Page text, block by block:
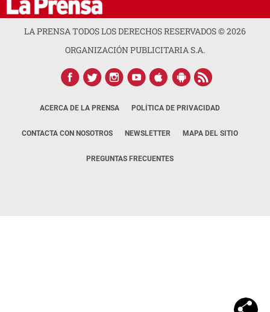
LA PRENSA TODOS LOS DERECHOS RESERVADOS ©2026
ORGANIZACIÓN PUBLICITARIA S.A.
ACERCA DE LA PRENSA POLÍTICA DE PRIVACIDAD
CONTACTA CON NOSOTROS NEWSLETTER MAPA DEL SITIO
PREGUNTAS FRECUENTES